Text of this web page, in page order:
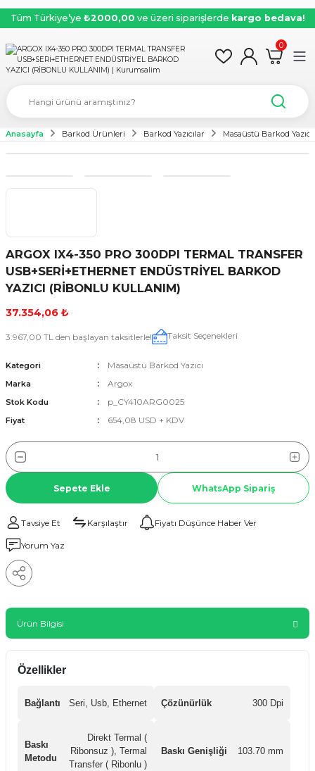
Tüm Türkiye’ye ₺2000,00 ve üzeri siparişlerde kargo bedava!
0
Anasayfa Barkod Ürünleri Barkod Yazıcılar Masaüstü Barkod Yazıcı
ARGOX IX4-350 PRO 300DPI TERMAL TRANSFER
USB+SERİ+ETHERNET ENDÜSTRİYEL BARKOD
YAZICI (RİBONLU KULLANIM)
37.354,06 ₺
3.967,00 TL den başlayan taksitlerle! Taksit Seçenekleri
Kategori Masaüstü Barkod Yazıcı
Marka Argox
Stok Kodu p_CY410ARG0025
Fiyat 654,08 USD + KDV
Sepete Ekle WhatsApp Sipariş
Tavsiye Et Karşılaştır Fiyatı Düşünce Haber Ver
Yorum Yaz
Ürün Bilgisi
Özellikler
Bağlantı Seri, Usb, Ethernet Çözünürlük 300 Dpi
Baskı
Metodu
Direkt Termal (
Ribonsuz ), Termal
Transfer ( Ribonlu )
Baskı Genişliği 103.70 mm